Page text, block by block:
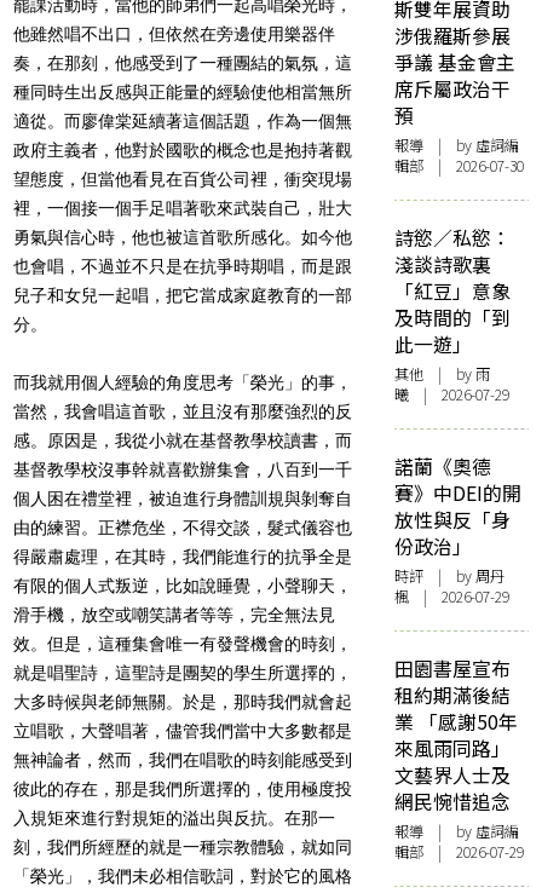
罷課活動時，當他的師弟們一起高唱榮光時，
他雖然唱不出口，但依然在旁邊使用樂器伴
奏，在那刻，他感受到了一種團結的氣氛，這
種同時生出反感與正能量的經驗使他相當無所
適從。而廖偉棠延續著這個話題，作為一個無
政府主義者，他對於國歌的概念也是抱持著觀
望態度，但當他看見在百貨公司裡，衝突現場
裡，一個接一個手足唱著歌來武裝自己，壯大
勇氣與信心時，他也被這首歌所感化。如今他
也會唱，不過並不只是在抗爭時期唱，而是跟
兒子和女兒一起唱，把它當成家庭教育的一部
分。
而我就用個人經驗的角度思考「榮光」的事，
當然，我會唱這首歌，並且沒有那麼強烈的反
感。原因是，我從小就在基督教學校讀書，而
基督教學校沒事幹就喜歡辦集會，八百到一千
個人困在禮堂裡，被迫進行身體訓規與剝奪自
由的練習。正襟危坐，不得交談，髮式儀容也
得嚴肅處理，在其時，我們能進行的抗爭全是
有限的個人式叛逆，比如說睡覺，小聲聊天，
滑手機，放空或嘲笑講者等等，完全無法見
效。但是，這種集會唯一有發聲機會的時刻，
就是唱聖詩，這聖詩是團契的學生所選擇的，
大多時候與老師無關。於是，那時我們就會起
立唱歌，大聲唱著，儘管我們當中大多數都是
無神論者，然而，我們在唱歌的時刻能感受到
彼此的存在，那是我們所選擇的，使用極度投
入規矩來進行對規矩的溢出與反抗。在那一
刻，我們所經歷的就是一種宗教體驗，就如同
「榮光」，我們未必相信歌詞，對於它的風格
斯雙年展資助
涉俄羅斯參展
爭議 基金會主
席斥屬政治干
預
報導 | by 虛詞編
輯部 | 2026-07-30
詩慾／私慾：
淺談詩歌裏
「紅豆」意象
及時間的「到
此一遊」
其他 | by 雨
曦 | 2026-07-29
諾蘭《奧德
賽》中DEI的開
放性與反「身
份政治」
時評 | by周丹
楓 | 2026-07-29
田園書屋宣布
租約期滿後結
業 「感謝50年
來風雨同路」
文藝界人士及
網民惋惜追念
報導 | by 虛詞編
輯部 | 2026-07-29